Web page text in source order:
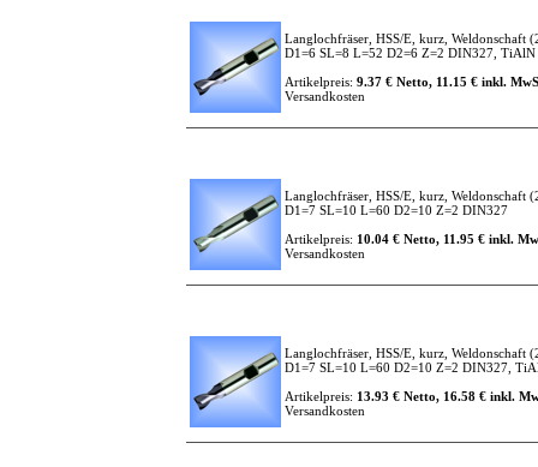
Langlochfräser, HSS/E, kurz, Weldonschaft
D1=6 SL=8 L=52 D2=6 Z=2 DIN327, TiAlN
Artikelpreis: 9.37 € Netto, 11.15 € inkl.
Versandkosten
Langlochfräser, HSS/E, kurz, Weldonschaft
D1=7 SL=10 L=60 D2=10 Z=2 DIN327
Artikelpreis: 10.04 € Netto, 11.95 € inkl.
Versandkosten
Langlochfräser, HSS/E, kurz, Weldonschaft
D1=7 SL=10 L=60 D2=10 Z=2 DIN327,
Artikelpreis: 13.93 € Netto, 16.58 € inkl.
Versandkosten